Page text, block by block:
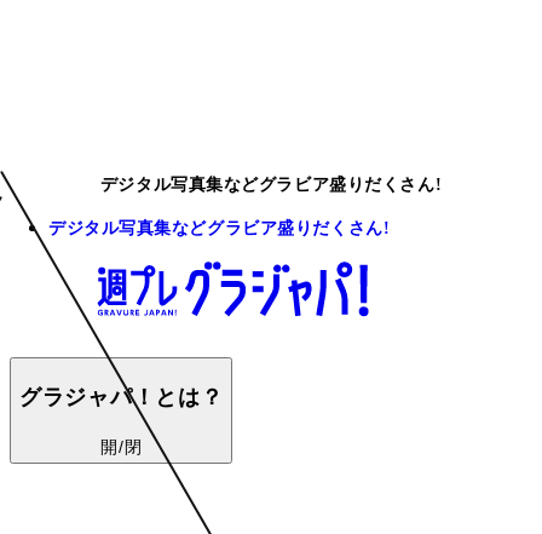
デジタル写真集などグラビア盛りだくさん!
デジタル写真集などグラビア盛りだくさん!
グラジャパ！とは？
開/閉